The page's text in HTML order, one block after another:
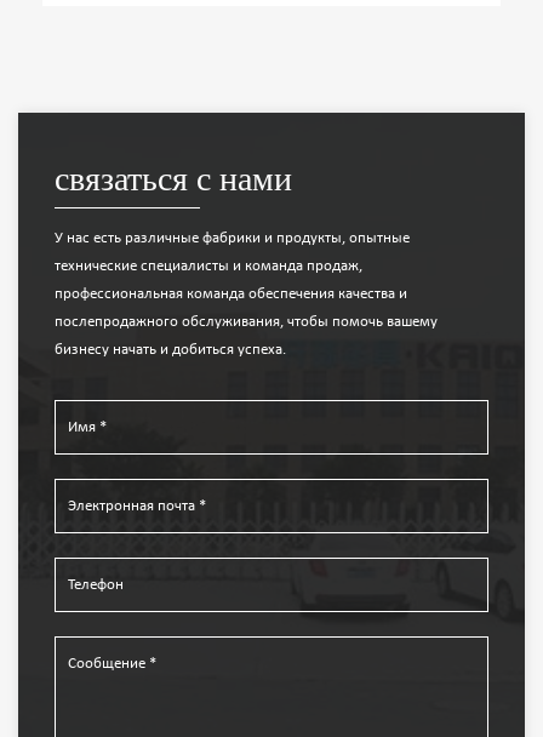
связаться с нами
У нас есть различные фабрики и продукты, опытные
технические специалисты и команда продаж,
профессиональная команда обеспечения качества и
послепродажного обслуживания, чтобы помочь вашему
бизнесу начать и добиться успеха.